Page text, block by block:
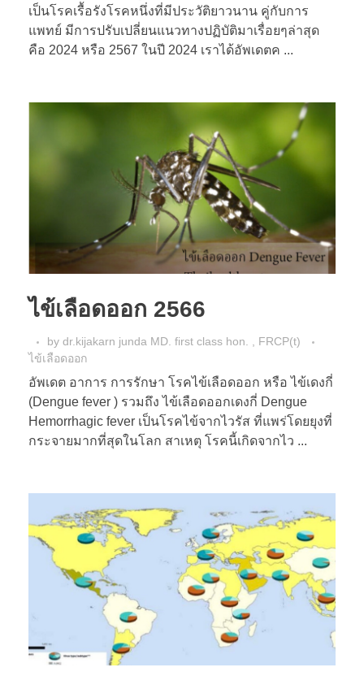
เป็นโรคเรื้อรังโรคหนึ่งที่มีประวัติยาวนาน คู่กับการ
แพทย์ มีการปรับเปลี่ยนแนวทางปฏิบัติมาเรื่อยๆล่าสุด
คือ 2024 หรือ 2567 ในปี 2024 เราได้อัพเดตค ...
ไข้เลือดออก 2566
by dr.kijakarn junda MD. first class hon. , FRCP(t)
ไข้เลือดออก
อัพเดต อาการ การรักษา โรคไข้เลือดออก หรือ ไข้เดงกี่
(Dengue fever ) รวมถึง ไข้เลือดออกเดงกี่ Dengue
Hemorrhagic fever เป็นโรคไข้จากไวรัส ที่แพร่โดยยุงที่
กระจายมากที่สุดในโลก สาเหตุ โรคนี้เกิดจากไว ...